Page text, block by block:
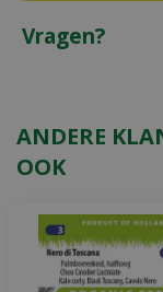
Vragen?
ANDERE
OOK